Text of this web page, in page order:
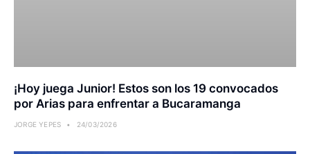
¡Hoy juega Junior! Estos son los 19 convocados
por Arias para enfrentar a Bucaramanga
JORGE YEPES 24/03/2026